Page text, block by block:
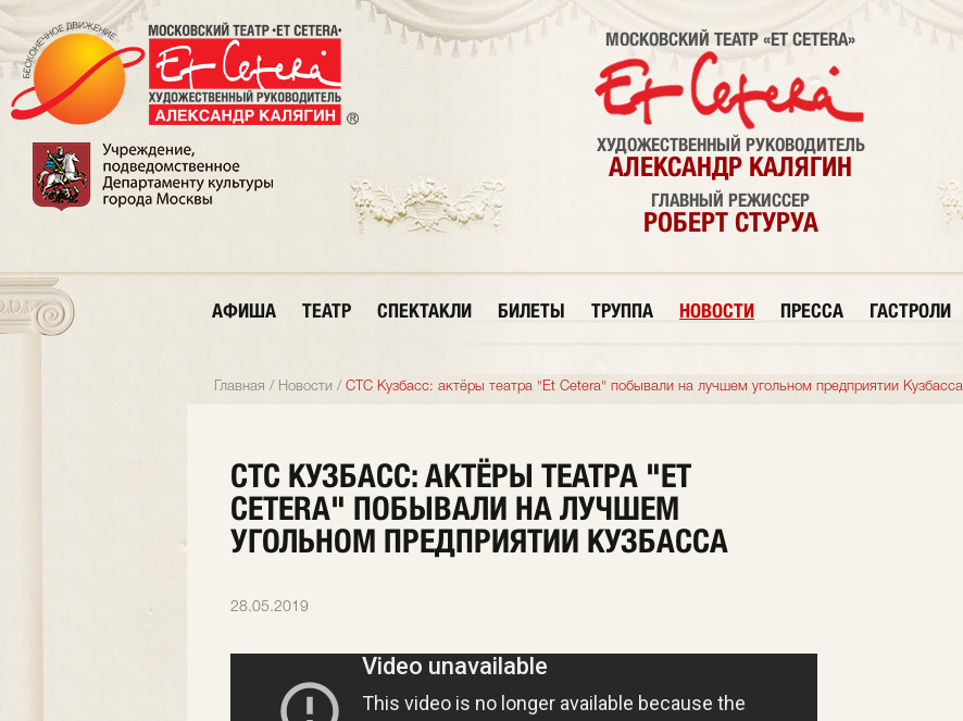
МОСКОВСКИЙ ТЕАТР «ET CETERA»
ХУДОЖЕСТВЕННЫЙ РУКОВОДИТЕЛЬ
АЛЕКСАНДР КАЛЯГИН
ГЛАВНЫЙ РЕЖИССЕР
РОБЕРТ СТУРУА
АФИША ТЕАТР СПЕКТАКЛИ БИЛЕТЫ ТРУППА НОВОСТИ ПРЕССА ГАСТРОЛИ
Главная / Новости / СТС Кузбасс: актёры театра "Et Cetera" побывали на лучшем угольном предприятии Кузбасса
СТС КУЗБАСС: АКТЁРЫ ТЕАТРА "ET
CETERA" ПОБЫВАЛИ НА ЛУЧШЕМ
УГОЛЬНОМ ПРЕДПРИЯТИИ КУЗБАССА
28.05.2019